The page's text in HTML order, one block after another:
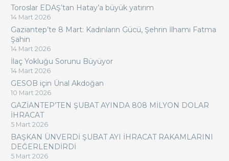
Toroslar EDAŞ’tan Hatay’a büyük yatırım
14 Mart 2026
Gaziantep’te 8 Mart: Kadınların Gücü, Şehrin İlhamı Fatma
Şahin
14 Mart 2026
İlaç Yokluğu Sorunu Büyüyor
14 Mart 2026
GESOB için Ünal Akdoğan
10 Mart 2026
GAZİANTEP’TEN ŞUBAT AYINDA 808 MİLYON DOLAR
İHRACAT
5 Mart 2026
BAŞKAN ÜNVERDİ ŞUBAT AYI İHRACAT RAKAMLARINI
DEĞERLENDİRDİ
5 Mart 2026